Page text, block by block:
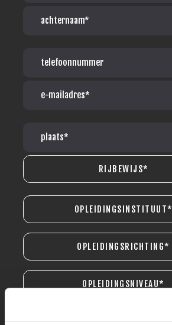
RIJBEWIJS*
OPLEIDINGSINSTITUUT*
OPLEIDINGSRICHTING*
OPLEIDINGSNIVEAU*